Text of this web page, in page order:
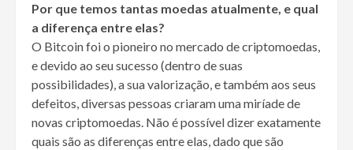
Por que temos tantas moedas atualmente, e qual
a diferença entre elas?
O Bitcoin foi o pioneiro no mercado de criptomoedas,
e devido ao seu sucesso (dentro de suas
possibilidades), a sua valorização, e também aos seus
defeitos, diversas pessoas criaram uma miríade de
novas criptomoedas. Não é possível dizer exatamente
quais são as diferenças entre elas, dado que são